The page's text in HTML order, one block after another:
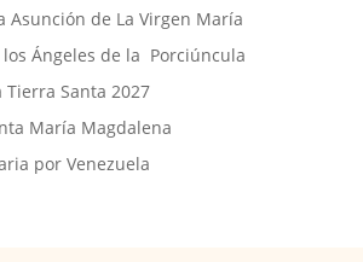
Asunción de La Virgen María
Ángeles de la Porciúncula
Tierra Santa 2027
María Magdalena
por Venezuela